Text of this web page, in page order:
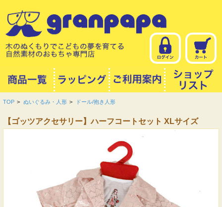
TOP > ぬいぐるみ・人形 > ドール/抱き人形
【ゴッツアクセサリー】ハーフコートセット XLサイズ